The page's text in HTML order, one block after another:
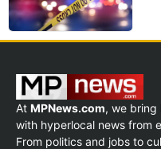
At MPNews.com, we bring
with hyperlocal news from
From politics and jobs to